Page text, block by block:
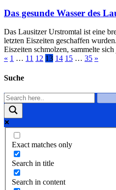
Das gesunde Wasser des
Das Lausitzer Urstromtal ist eine
letzten Eiszeiten geschaffen
Eiszeiten schmolzen, sammelte
« 1 … 11 12 13 14 15 … 35 »
Suche
Exact matches only
Search in title
Search in content